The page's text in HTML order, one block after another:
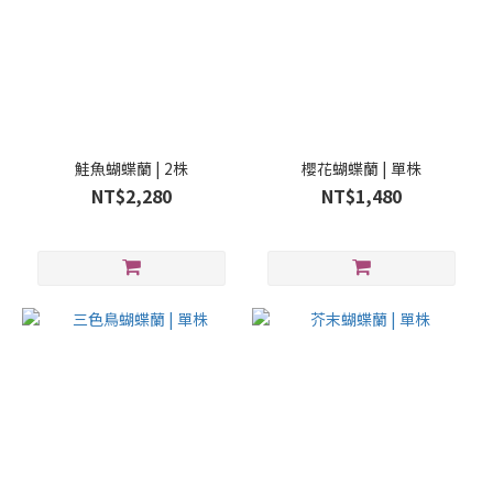
鮭魚蝴蝶蘭 | 2株
NT$2,280
櫻花蝴蝶蘭 | 單株
NT$1,480